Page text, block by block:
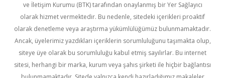
ve İletişim Kurumu (BTK) tarafından onaylanmış bir Yer Sağlayıcı
olarak hizmet vermektedir. Bu nedenle, sitedeki içerikleri proaktif
olarak denetleme veya araştırma yükümlülüğümüz bulunmamaktadır.
Ancak, üyelerimiz yazdıkları içeriklerin sorumluluğunu taşımakta olup,
siteye üye olarak bu sorumluluğu kabul etmiş sayılırlar. Bu internet
sitesi, herhangi bir marka, kurum veya şahıs şirketi ile hiçbir bağlantısı